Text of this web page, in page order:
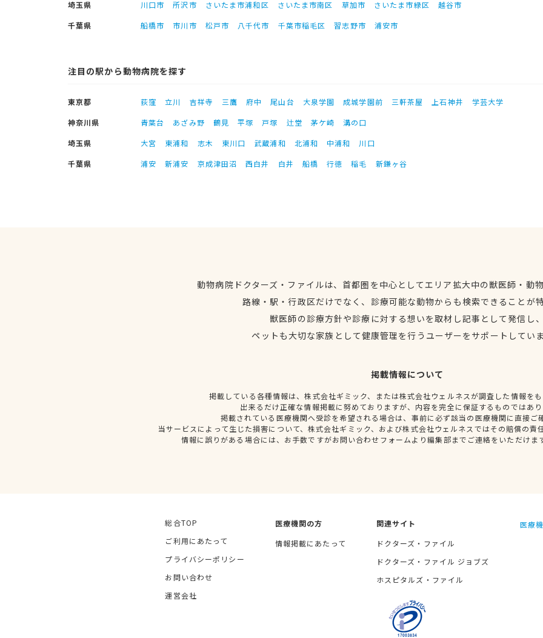
埼玉県
川口市 所沢市 さいたま市浦和区 さいたま市南区 草加市 さいたま市緑区
越谷市
千葉県
船橋市 市川市 松戸市 八千代市 千葉市稲毛区 習志野市 浦安市
注目の駅から動物病院を探す
東京都 荻窪 立川 吉祥寺 三鷹 府中 尾山台 大泉学園 成城学園前 三軒茶屋 上石神井
学芸大学
神奈川県
青葉台 あざみ野 鶴見 平塚 戸塚 辻堂 茅ケ崎
溝の口
埼玉県
大宮 東浦和 志木 東川口 武蔵浦和 北浦和 中浦和
川口
千葉県
浦安 新浦安 京成津田沼 西白井 白井 船橋 行徳 稲毛 新鎌ヶ谷
動物病院ドクターズ・ファイルは、首都圏を中心としてエリア拡大中の獣医師・動
路線・駅・行政区だけでなく、診療可能な動物からも検索できることが
獣医師の診療方針や診療に対する想いを取材し記事として発信し
ペットも大切な家族として健康管理を行うユーザーをサポートしてい
掲載情報について
掲載している各種情報は、株式会社ギミック、または株式会社ウェルネスが調査した情報を
出来るだけ正確な情報掲載に努めておりますが、内容を完全に保証するものではあ
掲載されている医療機関へ受診を希望される場合は、事前に必ず該当の医療機関に直接ご
当サービスによって生じた損害について、株式会社ギミック、および株式会社ウェルネスではその賠償の責
情報に誤りがある場合には、お手数ですがお問い合わせフォームより編集部までご連絡をいただけま
総合TOP
ご利用にあたって
プライバシーポリシー
お問い合わせ
運営会社
医療機関の方
情報掲載にあたって
関連サイト
ドクターズ・ファイル
ドクターズ・ファイル ジョブズ
ホスピタルズ・ファイル
医療